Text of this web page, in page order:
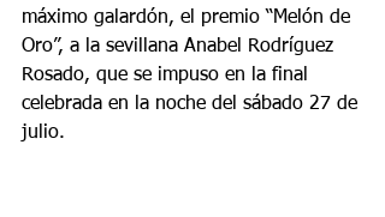
máximo galardón, el premio “Melón de
Oro”, a la sevillana Anabel Rodríguez
Rosado, que se impuso en la final
celebrada en la noche del sábado 27 de
julio.